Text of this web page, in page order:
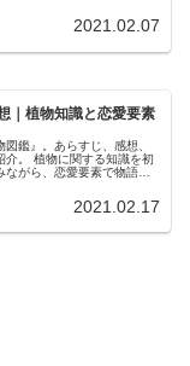
2021.02.07
｜植物知識と恋愛要素
鑑』。あらすじ、感想、
介。 植物に関する知識を初
がら、恋愛要素で物語を
2021.02.17